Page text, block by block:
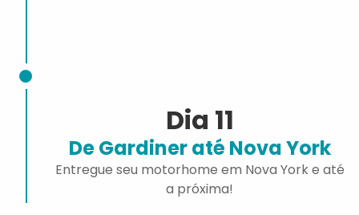
Dia 11
De Gardiner até Nova York
Entregue seu motorhome em Nova York e até
a próxima!